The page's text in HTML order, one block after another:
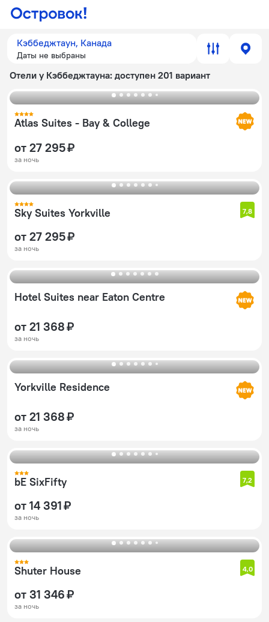
Кэббеджтаун, Канада
Даты не выбраны
Отели у Кэббеджтауна: доступен 201 вариант
Atlas Suites - Bay & College
от 27 295 ₽
за ночь
Sky Suites Yorkville 7,8
от 27 295 ₽
за ночь
Hotel Suites near Eaton Centre
от 21 368 ₽
за ночь
Yorkville Residence
от 21 368 ₽
за ночь
bE SixFifty 7,2
от 14 391 ₽
за ночь
Shuter House 4,0
от 31 346 ₽
за ночь